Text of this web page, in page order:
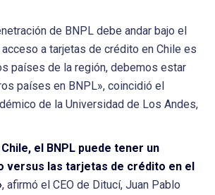
de BNPL debe andar bajo el
acceso a tarjetas de crédito en Chile es
países de la región, debemos estar
países en BNPL», coincidió el
de la Universidad de Los Andes,
el BNPL puede tener un
versus las tarjetas de crédito en el
, afirmó el CEO de Ditucí, Juan Pablo